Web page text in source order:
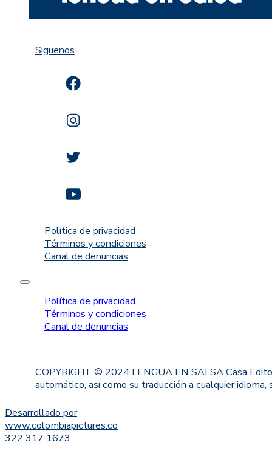
Siguenos
Política de privacidad
Términos y condiciones
Canal de denuncias
Política de privacidad
Términos y condiciones
Canal de denuncias
COPYRIGHT © 2024 LENGUA EN SALSA Casa
automático, así como su traducción a cualquier
Desarrollado por
www.colombiapictures.co
322 317 1673